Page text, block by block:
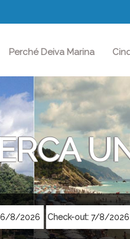
Perché Deiva Marina
Check-out: